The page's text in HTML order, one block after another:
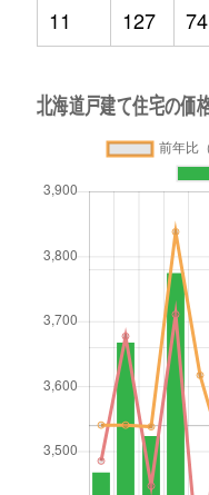
11
127 74